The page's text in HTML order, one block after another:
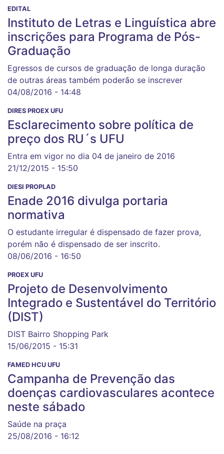
EDITAL
Instituto de Letras e Linguística abre
inscrições para Programa de Pós-
Graduação
Egressos de cursos de graduação de longa duração
de outras áreas também poderão se inscrever
04/08/2016 - 14:48
DIRES PROEX UFU
Esclarecimento sobre política de
preço dos RU´s UFU
Entra em vigor no dia 04 de janeiro de 2016
21/12/2015 - 15:50
DIESI PROPLAD
Enade 2016 divulga portaria
normativa
O estudante irregular é dispensado de fazer prova,
porém não é dispensado de ser inscrito.
08/06/2016 - 16:50
PROEX UFU
Projeto de Desenvolvimento
Integrado e Sustentável do Território
(DIST)
DIST Bairro Shopping Park
15/06/2015 - 15:31
FAMED HCU UFU
Campanha de Prevenção das
doenças cardiovasculares acontece
neste sábado
Saúde na praça
25/08/2016 - 16:12